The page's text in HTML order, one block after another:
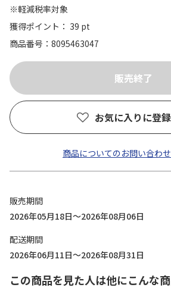
※軽減税率対象
獲得ポイント： 39 pt
商品番号
8095463047
お気に入りに登
商品についてのお問い合わ
販売期間
2026年05月18日～2026年08月06日
配送期間
2026年06月11日～2026年08月31日
この商品を見た人は他にこんな